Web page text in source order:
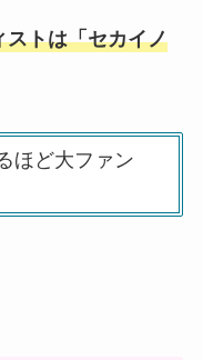
ストは「セカイノ
ほど大ファン